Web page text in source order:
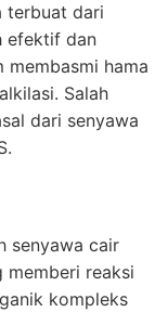
terbuat dari
efektif dan
membasmi hama
Salah
dari senyawa
senyawa cair
reaksi
kompleks